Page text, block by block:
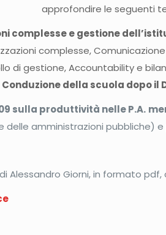
approfondire le seguenti
complesse e gestione
complesse,
di gestione, Accountability e
Conduzione della scuola dopo il
sulla produttività nelle P.A.
delle amministrazioni pubbliche) e
di Alessandro Giorni, in formato